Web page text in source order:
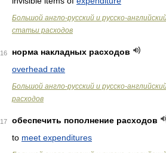
Большой англо-русский и русско-
статьи расходов
16
норма накладных расходов
overhead rate
Большой англо-русский и русско-
расходов
17
обеспечить пополнение расходов
to meet expenditures